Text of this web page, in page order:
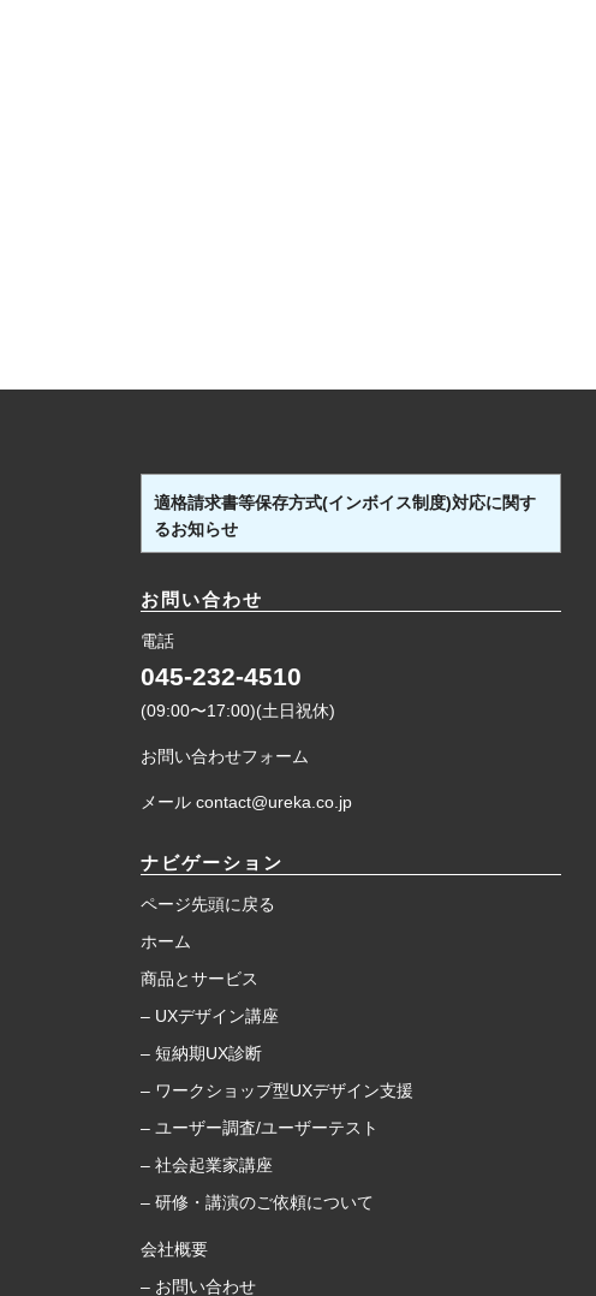
適格請求書等保存方式(インボイス制度)対応に関す
るお知らせ
お問い合わせ
電話
045-232-4510
(09:00〜17:00)(土日祝休)
お問い合わせフォーム
メール contact@ureka.co.jp
ナビゲーション
ページ先頭に戻る
ホーム
商品とサービス
– UXデザイン講座
– 短納期UX診断
– ワークショップ型UXデザイン支援
– ユーザー調査/ユーザーテスト
– 社会起業家講座
– 研修・講演のご依頼について
会社概要
– お問い合わせ